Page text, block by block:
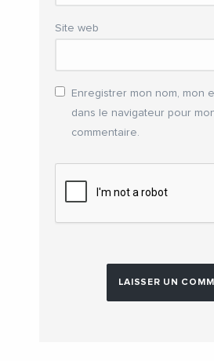
Site web
Enregistrer mon nom, mon
dans le navigateur pour
commentaire.